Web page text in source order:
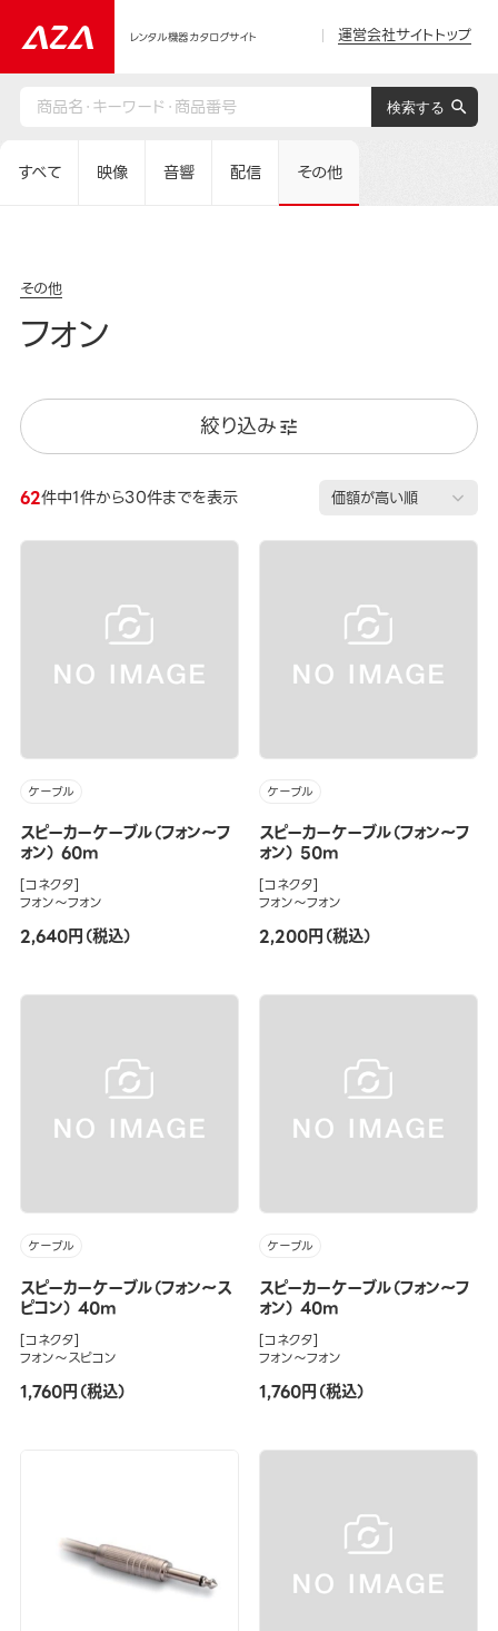
レンタル機器カタログサイト 運営会社サイトトップ
すべて 映像 音響 配信 その他
その他
フォン
絞り込み
62件中1件から30件までを表示
ケーブル
スピーカーケーブル（フォン～フ
ォン） 60m
[コネクタ]
フォン～フォン
2,640円（税込）
ケーブル
スピーカーケーブル（フォン～フ
ォン） 50m
[コネクタ]
フォン～フォン
2,200円（税込）
ケーブル
スピーカーケーブル（フォン～ス
ピコン） 40m
[コネクタ]
フォン～スピコン
1,760円（税込）
ケーブル
スピーカーケーブル（フォン～フ
ォン） 40m
[コネクタ]
フォン～フォン
1,760円（税込）